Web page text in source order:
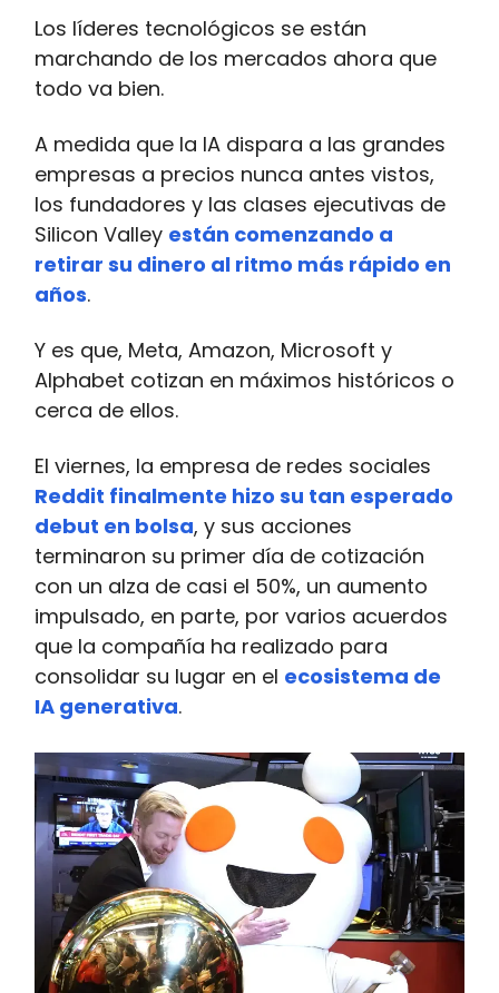
Los líderes tecnológicos se están
marchando de los mercados ahora que
todo va bien.
A medida que la IA dispara a las grandes
empresas a precios nunca antes vistos,
los fundadores y las clases ejecutivas de
Silicon Valley están comenzando a
retirar su dinero al ritmo más rápido en
años.
Y es que, Meta, Amazon, Microsoft y
Alphabet cotizan en máximos históricos o
cerca de ellos.
El viernes, la empresa de redes sociales
Reddit finalmente hizo su tan esperado
debut en bolsa, y sus acciones
terminaron su primer día de cotización
con un alza de casi el 50%, un aumento
impulsado, en parte, por varios acuerdos
que la compañía ha realizado para
consolidar su lugar en el ecosistema de
IA generativa.